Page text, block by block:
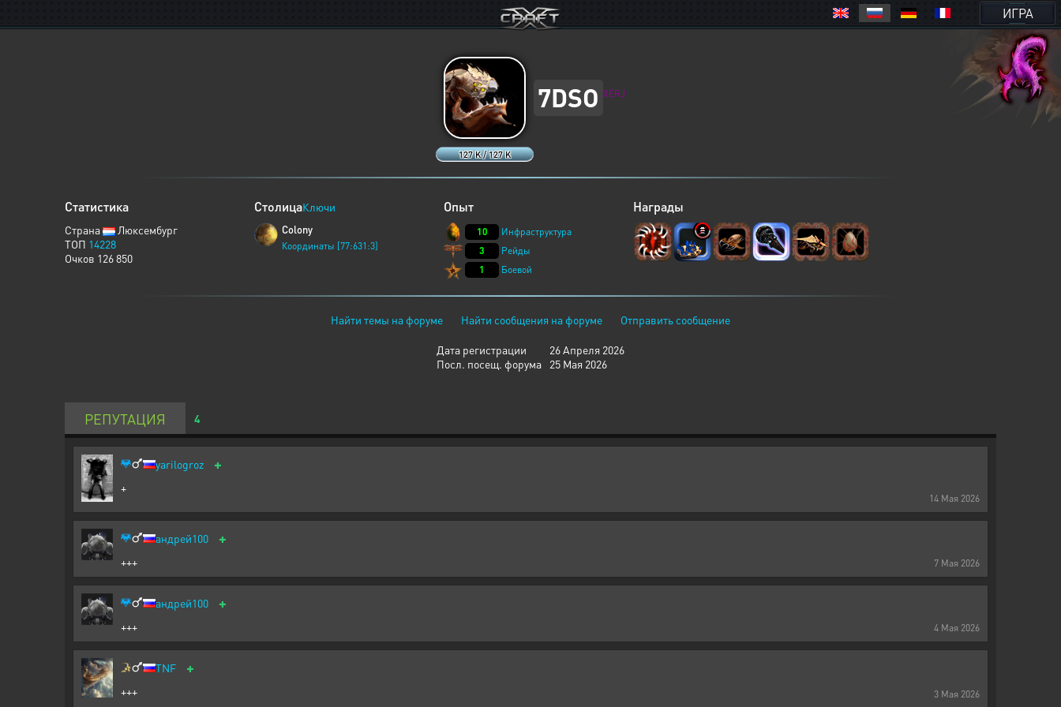
ИГРА
127 K / 127 K
7DSO XERJ
Статистика
Страна
Люксембург
ТОП 14228
Очков 126 850
СтолицаКлючи
Colony
Координаты [77:631:3]
Опыт
10
Инфраструктура
3
Рейды
1
Боевой
Награды
Найти темы на форуме Найти сообщения на форуме Отправить сообщение
Дата регистрации
26 Апреля 2026
Посл. посещ. форума
25 Мая 2026
РЕПУТАЦИЯ 4
14 Мая 2026
yarilogroz +
+
7 Мая 2026
андрей100 +
+++
4 Мая 2026
андрей100 +
+++
3 Мая 2026
TNF +
+++